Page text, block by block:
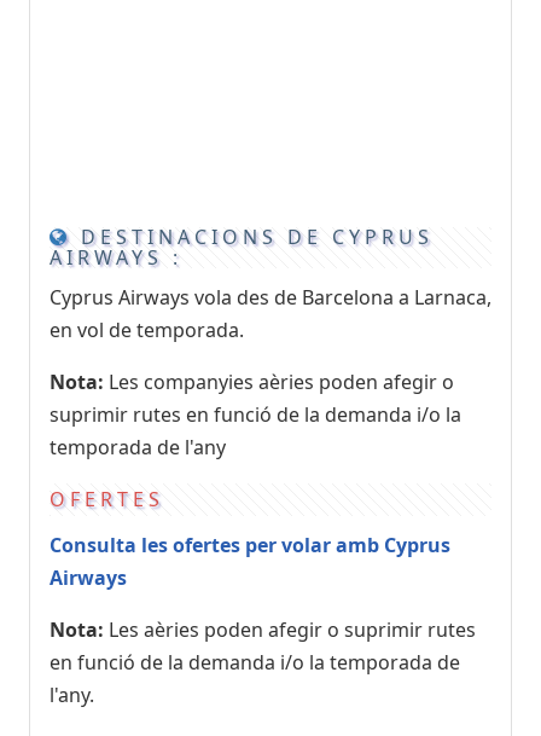
DESTINACIONS DE CYPRUS
AIRWAYS :
Cyprus Airways vola des de Barcelona a Larnaca,
en vol de temporada.
Nota: Les companyies aèries poden afegir o
suprimir rutes en funció de la demanda i/o la
temporada de l'any
OFERTES
Consulta les ofertes per volar amb Cyprus
Airways
Nota: Les aèries poden afegir o suprimir rutes
en funció de la demanda i/o la temporada de
l'any.